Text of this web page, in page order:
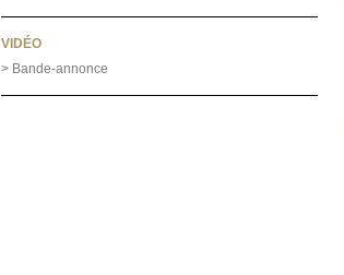
VIDÉO
> Bande-annonce